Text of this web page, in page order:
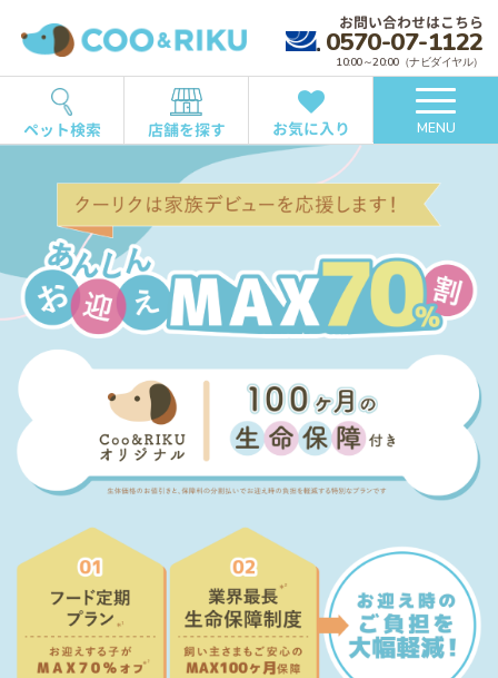
お問い合わせはこちら
0570-07-1122
10:00～20:00（ナビダイヤル）
ペット検索 店舗を探す お気に入り MENU